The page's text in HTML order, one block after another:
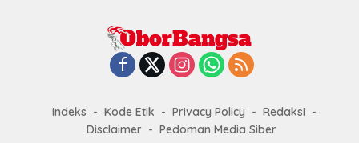
Indeks Kode Etik Privacy Policy
Redaksi
Disclaimer
Pedoman Media Siber